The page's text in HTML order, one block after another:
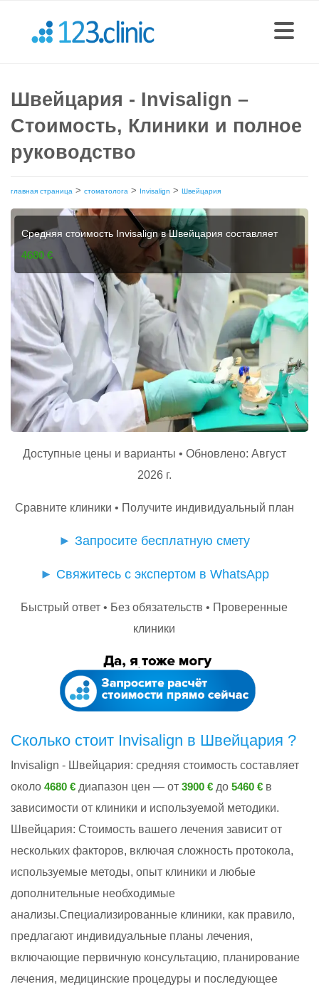
Швейцария - Invisalign –
Стоимость, Клиники и полное
руководство
главная страница > стоматолога > Invisalign > Швейцария
Средняя стоимость Invisalign в Швейцария составляет
4680 €
Доступные цены и варианты • Обновлено: Август
2026 г.
Сравните клиники • Получите индивидуальный план
► Запросите бесплатную смету
► Свяжитесь с экспертом в WhatsApp
Быстрый ответ • Без обязательств • Проверенные
клиники
Сколько стоит Invisalign в Швейцария ?
Invisalign - Швейцария: cредняя стоимость составляет
около 4680 € диапазон цен — от 3900 € до 5460 € в
зависимости от клиники и используемой методики.
Швейцария: Стоимость вашего лечения зависит от
нескольких факторов, включая сложность протокола,
используемые методы, опыт клиники и любые
дополнительные необходимые
анализы.Специализированные клиники, как правило,
предлагают индивидуальные планы лечения,
включающие первичную консультацию, планирование
лечения, медицинские процедуры и последующее